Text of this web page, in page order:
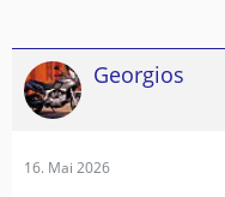
Georgios
16. Mai 2026